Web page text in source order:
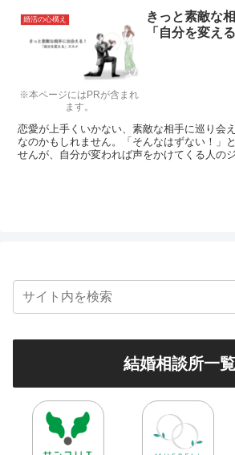
※本ページにはPRが含まれ
ます。
婚活の心構え
きっと素敵な
「自分を変え
恋愛が上手くいかない、素敵な相手に巡り会
なのかもしれません。「そんなはずない！」
せんが、自分が変われば声をかけてくる人の
結婚相談所一覧